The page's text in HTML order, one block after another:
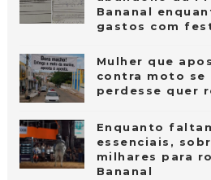
Bananal
gastos com
Mulher que
contra moto se
perdesse quer
Enquanto
essenciais,
milhares para
Bananal